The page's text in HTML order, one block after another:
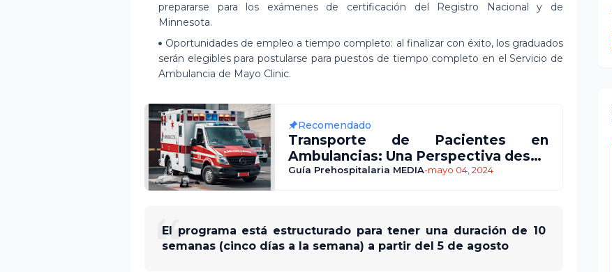
prepararse para los exámenes de certificación del Registro Nacional y de
Minnesota.
Oportunidades de empleo a tiempo completo: al finalizar con éxito, los graduados
serán elegibles para postularse para puestos de tiempo completo en el Servicio de
Ambulancia de Mayo Clinic.
Recomendado
Transporte de Pacientes en
Ambulancias: Una Perspectiva desde
el Personal Prehospitalario
Guía Prehospitalaria MEDIA-mayo 04, 2024
El programa está estructurado para tener una duración de 10
semanas (cinco días a la semana) a partir del 5 de agosto